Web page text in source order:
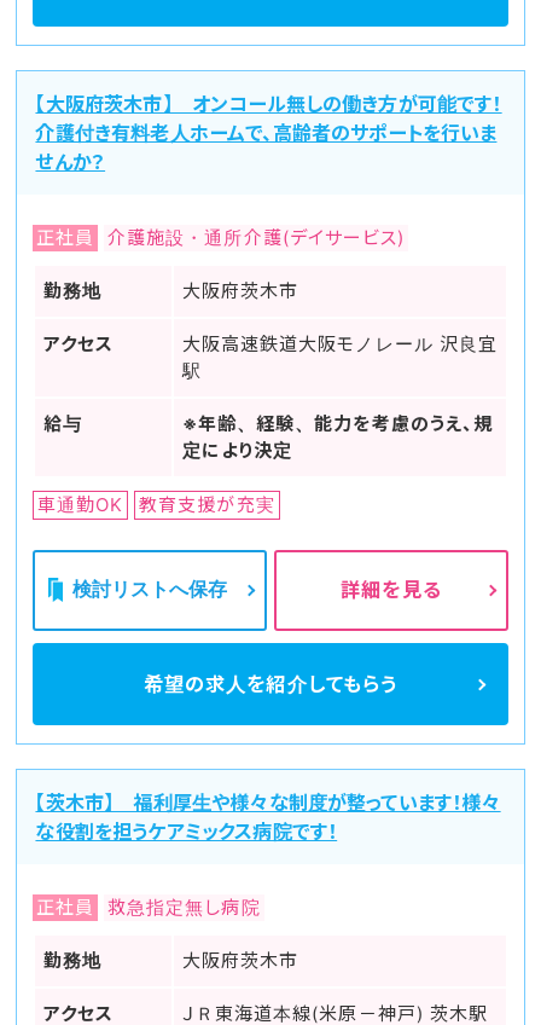
【大阪府茨木市】 オンコール無しの働き方が可能です！
介護付き有料老人ホームで、高齢者のサポートを行いま
せんか？
正社員 介護施設・通所介護(デイサービス)
勤務地 大阪府茨木市
アクセス
大阪高速鉄道大阪モノレール 沢良宜
駅
給与
※年齢、経験、能力を考慮のうえ、規
定により決定
車通勤OK 教育支援が充実
検討リストへ保存 詳細を見る
希望の求人を紹介してもらう
【茨木市】 福利厚生や様々な制度が整っています！様々
な役割を担うケアミックス病院です！
正社員 救急指定無し病院
勤務地 大阪府茨木市
アクセス
ＪＲ東海道本線(米原－神戸) 茨木駅